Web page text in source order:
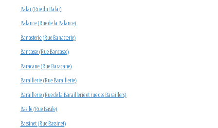
Balai (Rue du Balai)
Balance (Rue de la Balance)
Banasterie (Rue Banasterie)
Bancasse (Rue Bancasse)
Baracane (Rue Baracane)
Baraillerie (Rue Baraillerie)
Baraillerie (Rue de la Baraillerie et rue des Baraillers)
Basile (Rue Basile)
Bassinet (Rue Bassinet)